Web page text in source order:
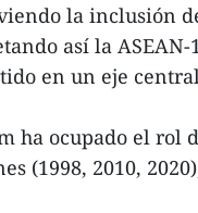
la inclusión
así la
en un eje
ha ocupado el rol
(1998, 2010,